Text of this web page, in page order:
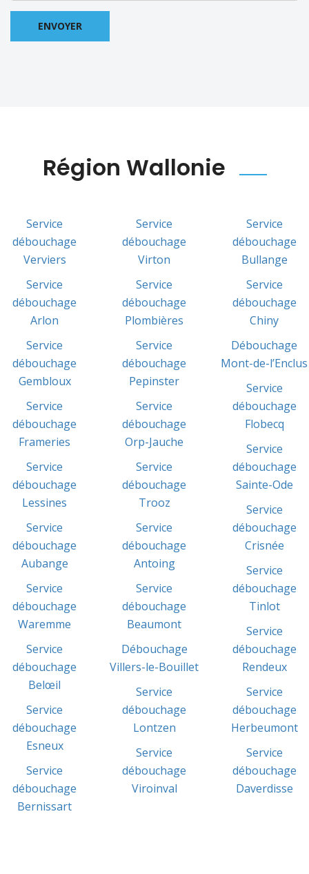
Région Wallonie
Service
débouchage
Verviers
Service
débouchage
Arlon
Service
débouchage
Gembloux
Service
débouchage
Frameries
Service
débouchage
Lessines
Service
débouchage
Aubange
Service
débouchage
Waremme
Service
débouchage
Belœil
Service
débouchage
Esneux
Service
débouchage
Bernissart
Service
débouchage
Virton
Service
débouchage
Plombières
Service
débouchage
Pepinster
Service
débouchage
Orp-Jauche
Service
débouchage
Trooz
Service
débouchage
Antoing
Service
débouchage
Beaumont
Débouchage
Villers-le-Bouillet
Service
débouchage
Lontzen
Service
débouchage
Viroinval
Service
débouchage
Bullange
Service
débouchage
Chiny
Débouchage
Mont-de-l’Enclus
Service
débouchage
Flobecq
Service
débouchage
Sainte-Ode
Service
débouchage
Crisnée
Service
débouchage
Tinlot
Service
débouchage
Rendeux
Service
débouchage
Herbeumont
Service
débouchage
Daverdisse